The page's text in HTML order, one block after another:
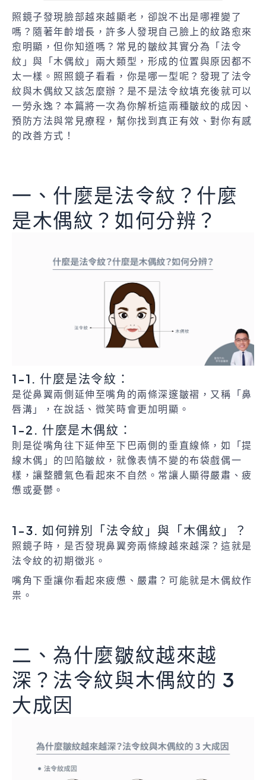
照鏡子發現臉部越來越顯老，卻說不出是哪裡變了
嗎？隨著年齡增長，許多人發現自己臉上的紋路愈來
愈明顯，但你知道嗎？常見的皺紋其實分為「法令
紋」與「木偶紋」兩大類型，形成的位置與原因都不
太一樣。照照鏡子看看，你是哪一型呢？發現了法令
紋與木偶紋又該怎麼辦？是不是法令紋填充後就可以
一勞永逸？本篇將一次為你解析這兩種皺紋的成因、
預防方法與常見療程，幫你找到真正有效、對你有感
的改善方式！
一、什麼是法令紋？什麼
是木偶紋？如何分辨？
1-1. 什麼是法令紋：
是從鼻翼兩側延伸至嘴角的兩條深邃皺褶，又稱「鼻
唇溝」，在說話、微笑時會更加明顯。
1-2. 什麼是木偶紋：
則是從嘴角往下延伸至下巴兩側的垂直線條，如「提
線木偶」的凹陷皺紋，就像表情不變的布袋戲偶一
樣，讓整體氣色看起來不自然。常讓人顯得嚴肅、疲
憊或憂鬱。
1-3. 如何辨別「法令紋」與「木偶紋」？
照鏡子時，是否發現鼻翼旁兩條線越來越深？這就是
法令紋的初期徵兆。
嘴角下垂讓你看起來疲憊、嚴肅？可能就是木偶紋作
祟。
二、為什麼皺紋越來越
深？法令紋與木偶紋的 3
大成因